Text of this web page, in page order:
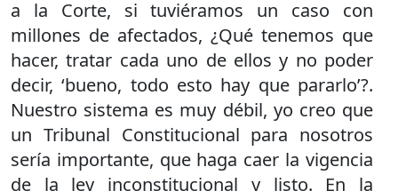
a la Corte, si tuviéramos un caso con
millones de afectados, ¿Qué tenemos que
hacer, tratar cada uno de ellos y no poder
decir, ‘bueno, todo esto hay que pararlo’?.
Nuestro sistema es muy débil, yo creo que
un Tribunal Constitucional para nosotros
sería importante, que haga caer la vigencia
de la ley inconstitucional y listo. En la